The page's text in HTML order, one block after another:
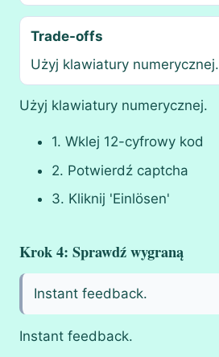
Trade-offs
Użyj klawiatury numerycznej.
Użyj klawiatury numerycznej.
1. Wklej 12-cyfrowy kod
2. Potwierdź captcha
3. Kliknij 'Einlösen'
Krok 4: Sprawdź wygraną
Instant feedback.
Instant feedback.